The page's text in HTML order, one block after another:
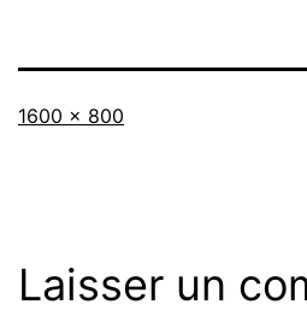
Taille
1600 × 800
Laisser un